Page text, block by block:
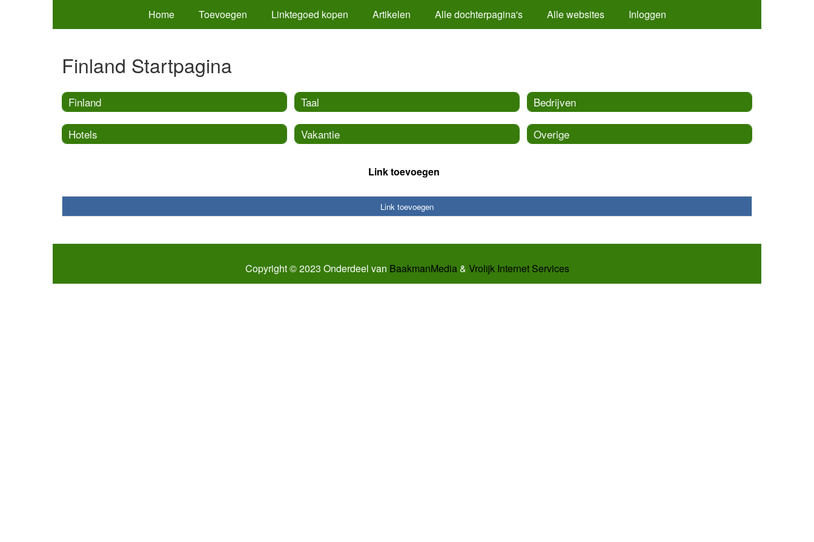
Home Toevoegen Linktegoed kopen Artikelen Alle dochterpagina's Alle websites Inloggen
Finland Startpagina
Finland
Hotels
Taal
Vakantie
Bedrijven
Overige
Link toevoegen
Link toevoegen
Copyright © 2023 Onderdeel van BaakmanMedia& Vrolijk Internet Services